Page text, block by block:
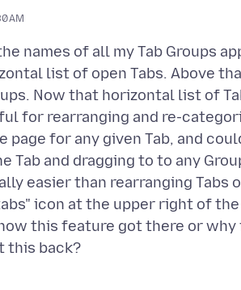
AM
names of all my Tab Groups
list of open Tabs. Above
Now that horizontal list of
for rearranging and re-
page for any given Tab, and
Tab and dragging to to any
easier than rearranging Tabs
icon at the upper right of
this feature got there or